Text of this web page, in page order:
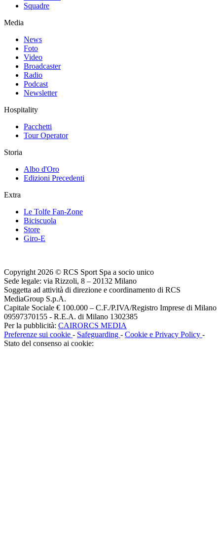
Squadre
Media
News
Foto
Video
Broadcaster
Radio
Podcast
Newsletter
Hospitality
Pacchetti
Tour Operator
Storia
Albo d'Oro
Edizioni Precedenti
Extra
Le Tolfe Fan-Zone
Biciscuola
Store
Giro-E
Copyright 2026 © RCS Sport Spa a socio unico
Sede legale: via Rizzoli, 8 – 20132 Milano
Soggetta ad attività di direzione e coordinamento di RCS
MediaGroup S.p.A.
Capitale Sociale € 100.000 – C.F./P.IVA/Registro Imprese di Milano
09597370155 - R.E.A. di Milano 1302385
Per la pubblicità: CAIRORCS MEDIA
Preferenze sui cookie - Safeguarding - Cookie e Privacy Policy -
Stato del consenso ai cookie: